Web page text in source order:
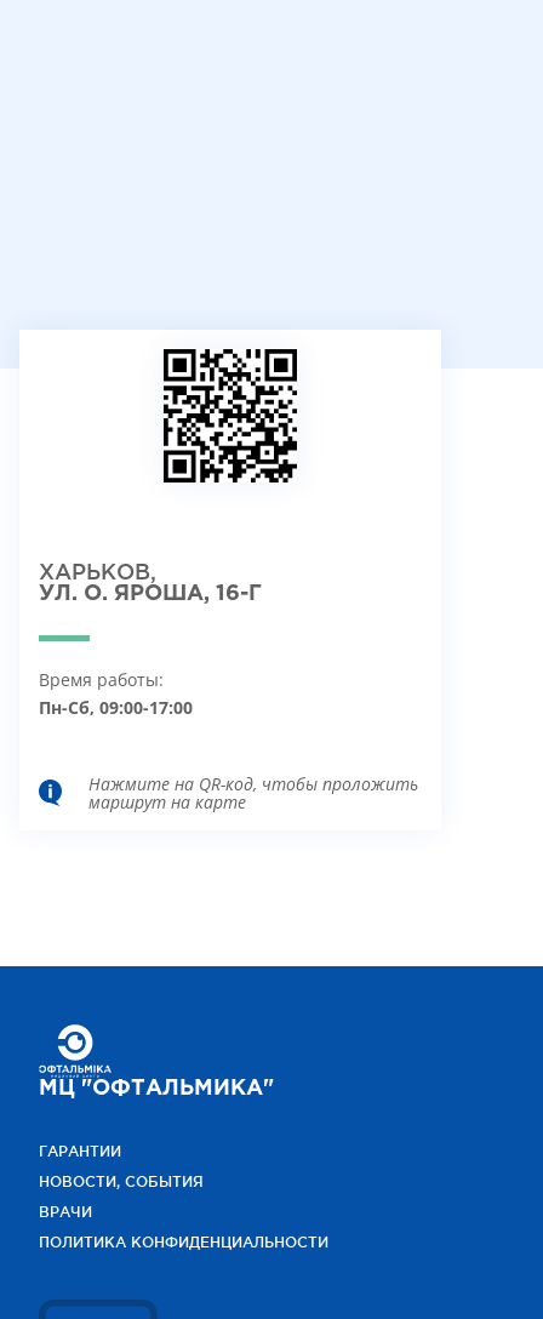
ХАРЬКОВ,
УЛ. О. ЯРОША, 16-Г
Время работы:
Пн-Сб, 09:00-17:00
Нажмите на QR-код, чтобы проложить
маршрут на карте
МЦ "ОФТАЛЬМИКА"
ГАРАНТИИ
НОВОСТИ, СОБЫТИЯ
ВРАЧИ
ПОЛИТИКА КОНФИДЕНЦИАЛЬНОСТИ